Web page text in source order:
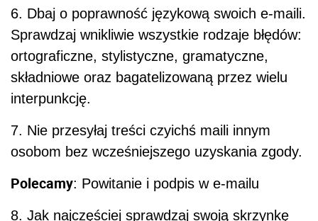
6. Dbaj o poprawność językową swoich e-maili.
Sprawdzaj wnikliwie wszystkie rodzaje błędów:
ortograficzne, stylistyczne, gramatyczne,
składniowe oraz bagatelizowaną przez wielu
interpunkcję.
7. Nie przesyłaj treści czyichś maili innym
osobom bez wcześniejszego uzyskania zgody.
Polecamy: Powitanie i podpis w e-mailu
8. Jak najczęściej sprawdzaj swoją skrzynkę